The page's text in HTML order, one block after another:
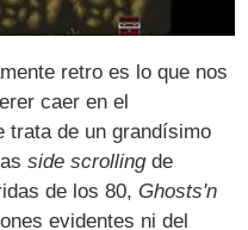
retro es lo que nos
caer en el
trata de un grandísimo
side scrollingde
de los 80,Ghosts'n
evidentes ni del